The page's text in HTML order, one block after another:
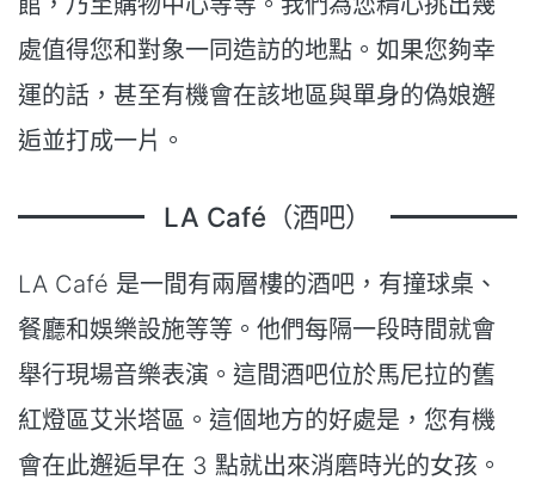
處值得您和對象一同造訪的地點。如果您夠幸
運的話，甚至有機會在該地區與單身的偽娘邂
逅並打成一片。
LA Café（酒吧）
LA Café 是一間有兩層樓的酒吧，有撞球桌、
餐廳和娛樂設施等等。他們每隔一段時間就會
舉行現場音樂表演。這間酒吧位於馬尼拉的舊
紅燈區艾米塔區。這個地方的好處是，您有機
會在此邂逅早在 3 點就出來消磨時光的女孩。